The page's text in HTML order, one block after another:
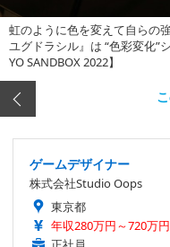
虹のように色を変えて自らの
ユグドラシル』は “色彩変化”
YO SANDBOX 2022】
ゲームデザイナー
株式会社Studio Oops
東京都
年収280万円～720万円